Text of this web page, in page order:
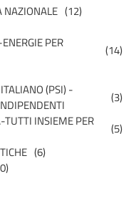
NAZIONALE (12)
PER
(14)
(PSI) -
(3)
INSIEME PER
(5)
(6)